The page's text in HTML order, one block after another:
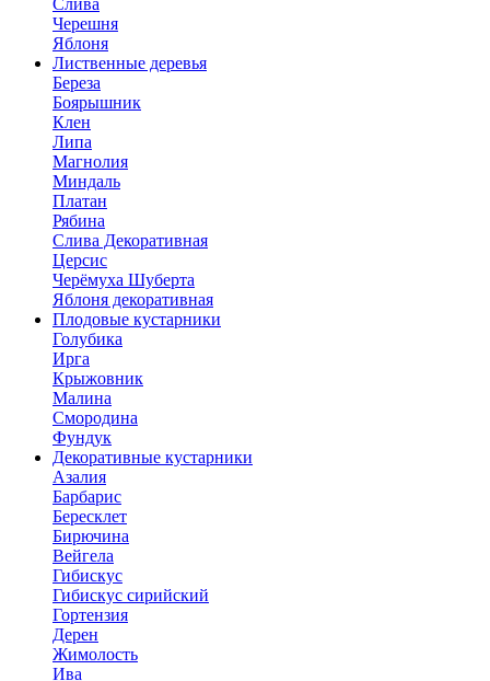
Слива
Черешня
Яблоня
Лиственные деревья
Береза
Боярышник
Клен
Липа
Магнолия
Миндаль
Платан
Рябина
Слива Декоративная
Церсис
Черёмуха Шуберта
Яблоня декоративная
Плодовые кустарники
Голубика
Ирга
Крыжовник
Малина
Смородина
Фундук
Декоративные кустарники
Азалия
Барбарис
Бересклет
Бирючина
Вейгела
Гибискус
Гибискус сирийский
Гортензия
Дерен
Жимолость
Ива